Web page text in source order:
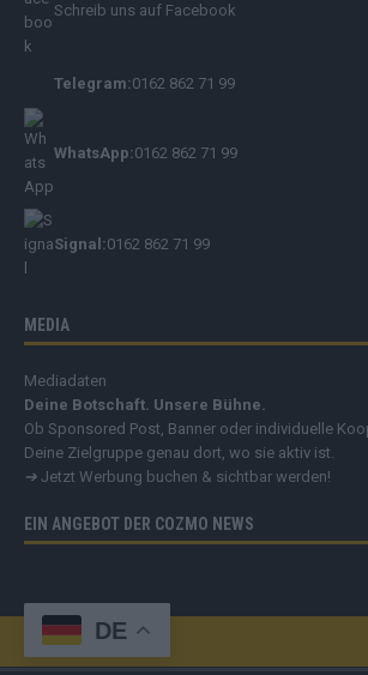
Schreib uns auf Facebook
Telegram:0162 862 71 99
WhatsApp:0162 862 71 99
Signal:0162 862 71 99
MEDIA
Mediadaten
Deine Botschaft. Unsere Bühne.
Ob Sponsored Post, Banner oder individuelle
Deine Zielgruppe genau dort, wo sie aktiv ist.
➔ Jetzt Werbung buchen & sichtbar werden!
EIN ANGEBOT DER COZMO NEWS
DE